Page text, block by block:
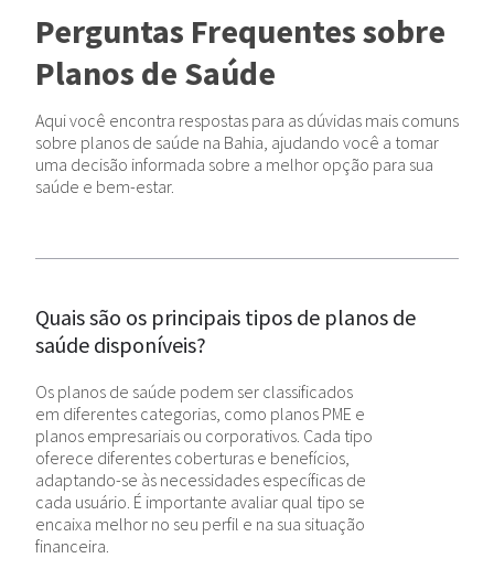
Perguntas Frequentes sobre
Planos de Saúde
Aqui você encontra respostas para as dúvidas mais comuns
sobre planos de saúde na Bahia, ajudando você a tomar
uma decisão informada sobre a melhor opção para sua
saúde e bem-estar.
Quais são os principais tipos de planos de
saúde disponíveis?
Os planos de saúde podem ser classificados
em diferentes categorias, como planos PME e
planos empresariais ou corporativos. Cada tipo
oferece diferentes coberturas e benefícios,
adaptando-se às necessidades específicas de
cada usuário. É importante avaliar qual tipo se
encaixa melhor no seu perfil e na sua situação
financeira.